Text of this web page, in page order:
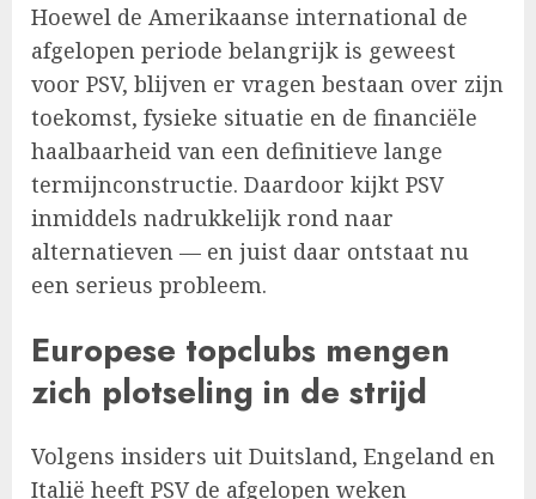
Hoewel de Amerikaanse international de
afgelopen periode belangrijk is geweest
voor PSV, blijven er vragen bestaan over zijn
toekomst, fysieke situatie en de financiële
haalbaarheid van een definitieve lange
termijnconstructie. Daardoor kijkt PSV
inmiddels nadrukkelijk rond naar
alternatieven — en juist daar ontstaat nu
een serieus probleem.
Europese topclubs mengen
zich plotseling in de strijd
Volgens insiders uit Duitsland, Engeland en
Italië heeft PSV de afgelopen weken